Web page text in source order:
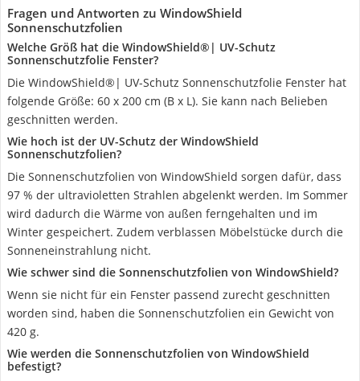
Fragen und Antworten zu WindowShield
Sonnenschutzfolien
Welche Größ hat die WindowShield®| UV-Schutz
Sonnenschutzfolie Fenster?
Die WindowShield®| UV-Schutz Sonnenschutzfolie Fenster hat
folgende Größe: 60 x 200 cm (B x L). Sie kann nach Belieben
geschnitten werden.
Wie hoch ist der UV-Schutz der WindowShield
Sonnenschutzfolien?
Die Sonnenschutzfolien von WindowShield sorgen dafür, dass
97 % der ultravioletten Strahlen abgelenkt werden. Im Sommer
wird dadurch die Wärme von außen ferngehalten und im
Winter gespeichert. Zudem verblassen Möbelstücke durch die
Sonneneinstrahlung nicht.
Wie schwer sind die Sonnenschutzfolien von WindowShield?
Wenn sie nicht für ein Fenster passend zurecht geschnitten
worden sind, haben die Sonnenschutzfolien ein Gewicht von
420 g.
Wie werden die Sonnenschutzfolien von WindowShield
befestigt?